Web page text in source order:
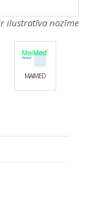
ilustratīva nozīme
MAIMED